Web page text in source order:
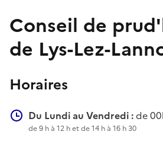
Conseil de
de Lys-Lez-
Horaires
Du Lundi au Vendredi :de
de 9 h à 12 h et de 14 h à 16 h 30